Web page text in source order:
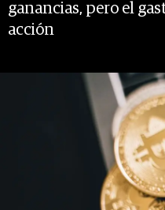
ganancias, pero el
acción